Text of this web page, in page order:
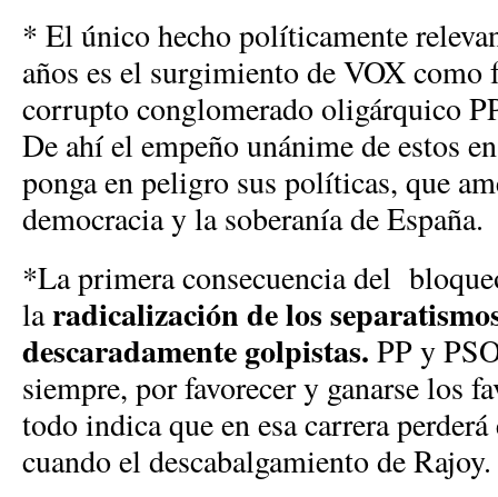
* El único hecho políticamente
años es el surgimiento de VOX como
corrupto conglomerado oligárquico
De ahí el empeño unánime de estos
ponga en peligro sus políticas, que
democracia y la soberanía de España.
*La primera consecuencia del
laradicalización de los
descaradamente golpistas. PP y
siempre, por favorecer y ganarse los
todo indica que en esa carrera
cuando el descabalgamiento de